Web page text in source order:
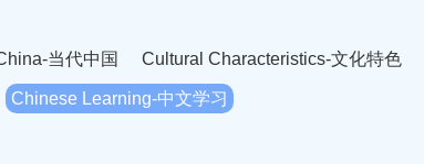
当代中国 Cultural Characteristics-文化特色
Chinese Learning-中文学习